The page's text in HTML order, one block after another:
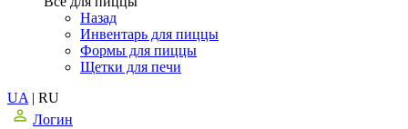
Назад
Инвентарь для пиццы
Формы для пиццы
Щетки для печи
UA | RU
Логин